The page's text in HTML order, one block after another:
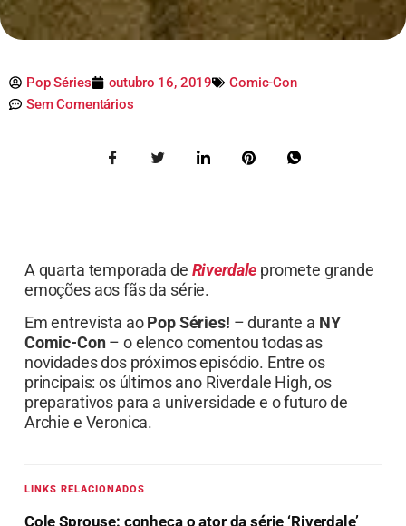
Pop Séries outubro 16, 2019
Comic-Con
Sem Comentários
A quarta temporada de Riverdale promete grande
emoções aos fãs da série.
Em entrevista aoPop Séries! – durante a NY
Comic-Con– o elenco comentou todas as
novidades dos próximos episódio. Entre os
principais: os últimos ano Riverdale High, os
preparativos para a universidade e o futuro de
Archie e Veronica.
LINKS RELACIONADOS
Cole Sprouse: conheça o ator da série ‘Riverdale’